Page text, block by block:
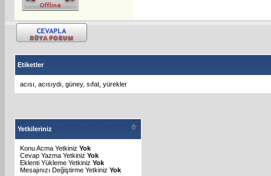
Etiketler
acısı acısıydı güney, sıfat yürekler
Yetkileriniz
Konu Acma Yetkiniz Yok
Cevap Yazma Yetkiniz Yok
Eklenti Yükleme Yetkiniz Yok
Mesajınızı Değiştirme Yetkiniz Yok